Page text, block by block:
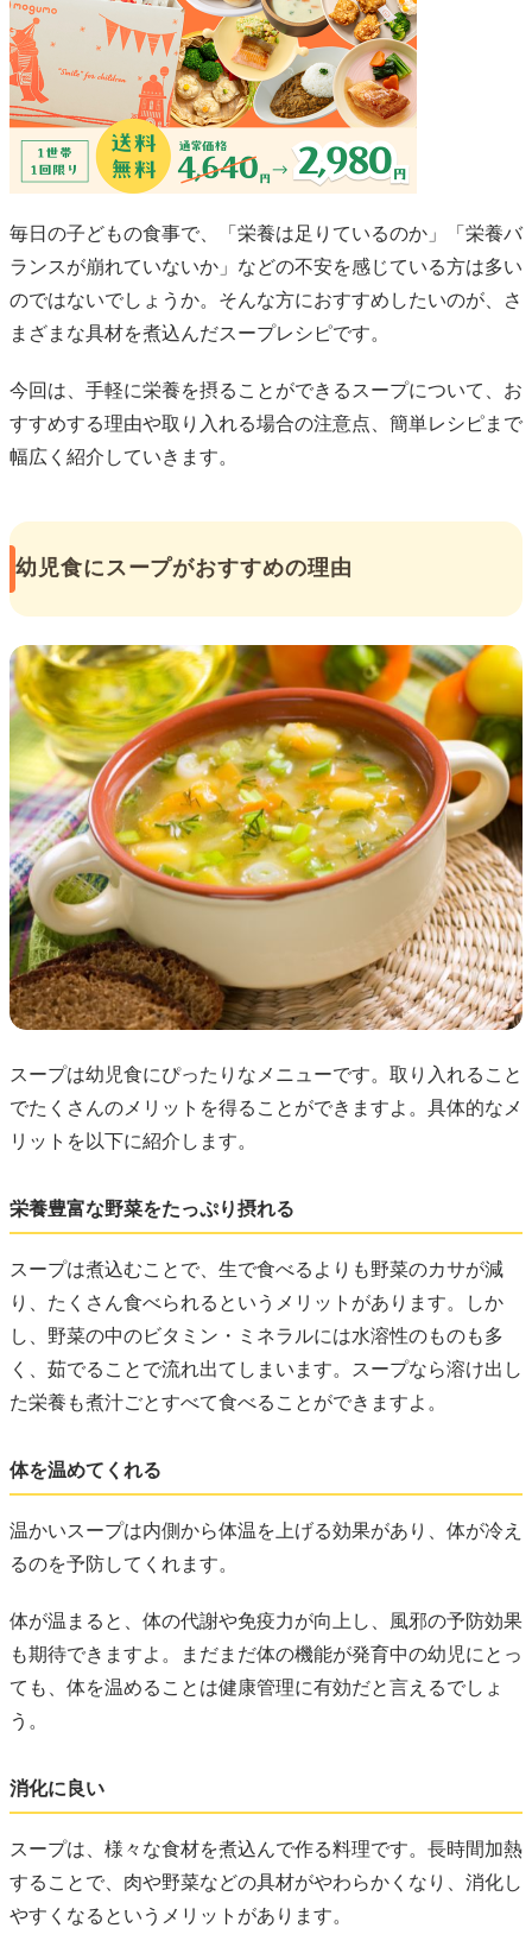
毎日の子どもの食事で、「栄養は足りているのか」「栄養バ
ランスが崩れていないか」などの不安を感じている方は多い
のではないでしょうか。そんな方におすすめしたいのが、さ
まざまな具材を煮込んだスープレシピです。
今回は、手軽に栄養を摂ることができるスープについて、お
すすめする理由や取り入れる場合の注意点、簡単レシピまで
幅広く紹介していきます。
幼児食にスープがおすすめの理由
スープは幼児食にぴったりなメニューです。取り入れること
でたくさんのメリットを得ることができますよ。具体的なメ
リットを以下に紹介します。
栄養豊富な野菜をたっぷり摂れる
スープは煮込むことで、生で食べるよりも野菜のカサが減
り、たくさん食べられるというメリットがあります。しか
し、野菜の中のビタミン・ミネラルには水溶性のものも多
く、茹でることで流れ出てしまいます。スープなら溶け出し
た栄養も煮汁ごとすべて食べることができますよ。
体を温めてくれる
温かいスープは内側から体温を上げる効果があり、体が冷え
るのを予防してくれます。
体が温まると、体の代謝や免疫力が向上し、風邪の予防効果
も期待できますよ。まだまだ体の機能が発育中の幼児にとっ
ても、体を温めることは健康管理に有効だと言えるでしょ
う。
消化に良い
スープは、様々な食材を煮込んで作る料理です。長時間加熱
することで、肉や野菜などの具材がやわらかくなり、消化し
やすくなるというメリットがあります。